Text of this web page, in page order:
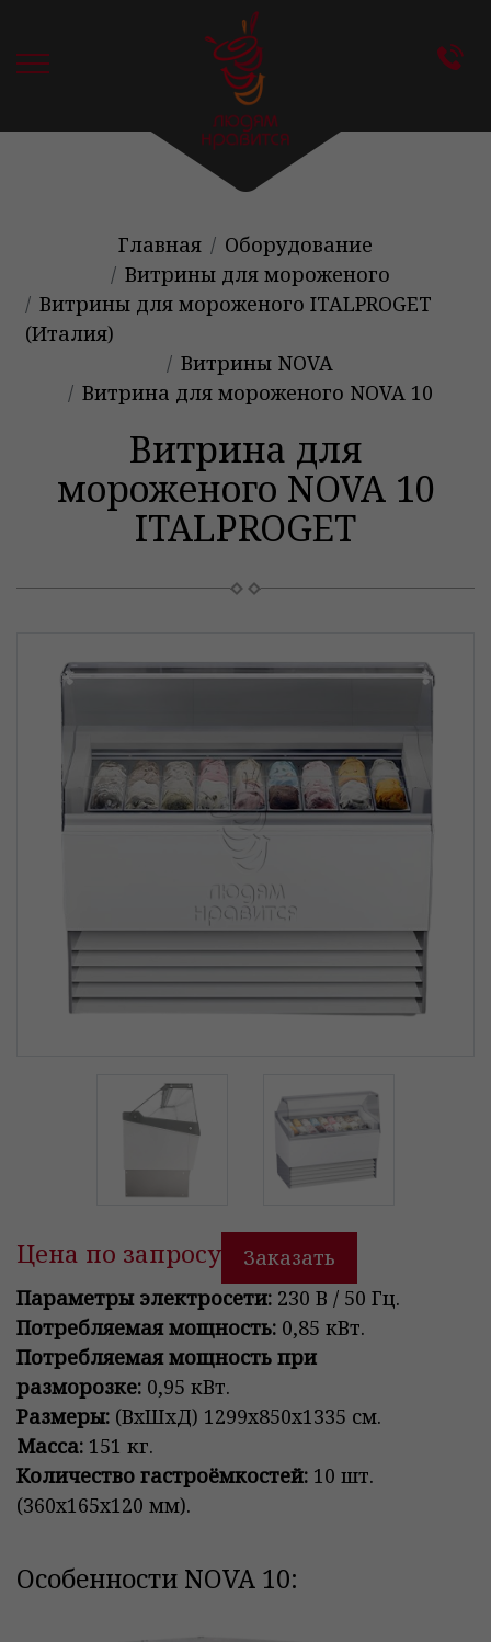
Главная
Оборудование
Витрины для мороженого
Витрины для мороженого ITALPROGET
(Италия)
Витрины NOVA
Витрина для мороженого NOVA 10
Витрина для
мороженого NOVA 10
ITALPROGET
Цена по запросу
Заказать
Параметры электросети: 230 В / 50 Гц.
Потребляемая мощность: 0,85 кВт.
Потребляемая мощность при
разморозке: 0,95 кВт.
Размеры: (ВxШxД) 1299х850x1335 см.
Масса: 151 кг.
Количество гастроёмкостей: 10 шт.
(360х165х120 мм).
Особенности NOVA 10: